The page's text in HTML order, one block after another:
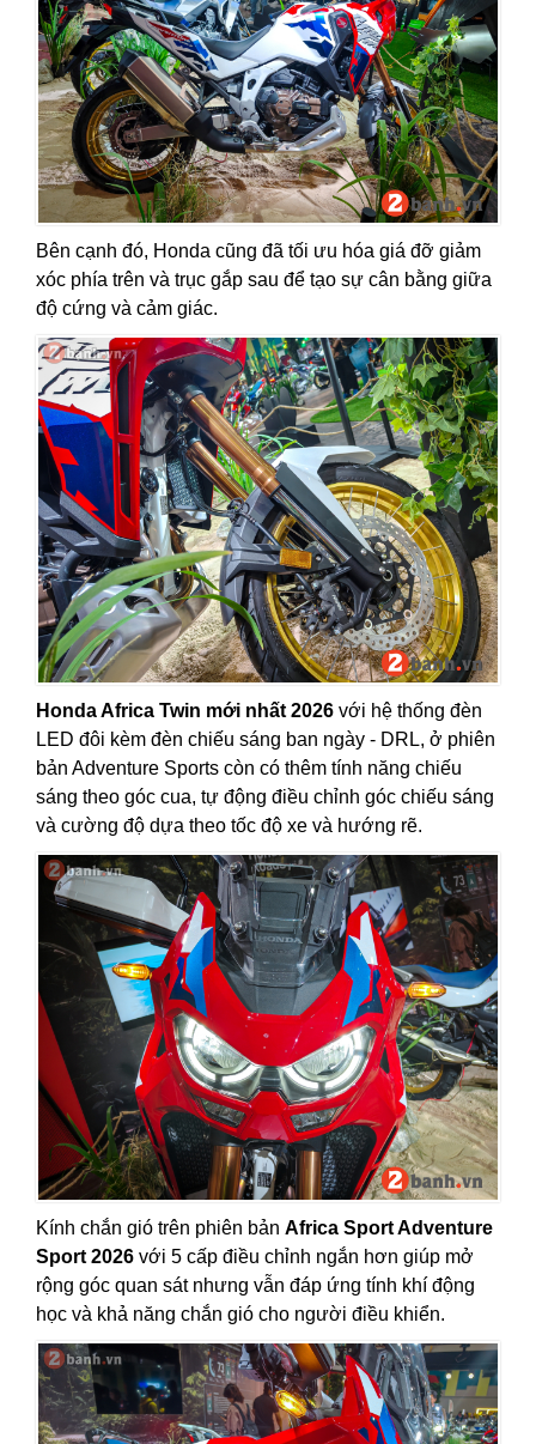
Bên cạnh đó, Honda cũng đã tối ưu hóa giá đỡ giảm
xóc phía trên và trục gắp sau để tạo sự cân bằng giữa
độ cứng và cảm giác.
Honda Africa Twin mới nhất 2026 với hệ thống đèn
LED đôi kèm đèn chiếu sáng ban ngày - DRL, ở phiên
bản Adventure Sports còn có thêm tính năng chiếu
sáng theo góc cua, tự động điều chỉnh góc chiếu sáng
và cường độ dựa theo tốc độ xe và hướng rẽ.
Kính chắn gió trên phiên bản Africa Sport Adventure
Sport 2026 với 5 cấp điều chỉnh ngắn hơn giúp mở
rộng góc quan sát nhưng vẫn đáp ứng tính khí động
học và khả năng chắn gió cho người điều khiển.